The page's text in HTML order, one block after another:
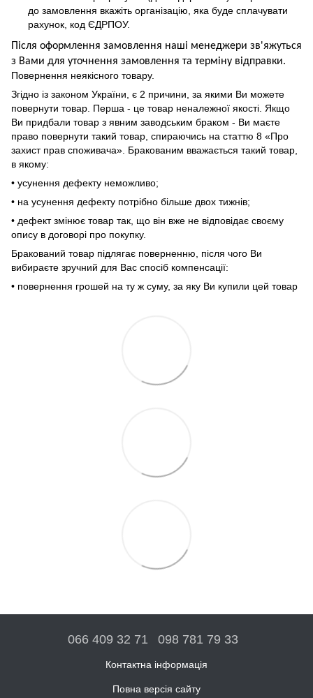
до замовлення вкажіть організацію, яка буде сплачувати
рахунок, код ЄДРПОУ.
Після оформлення замовлення наші менеджери зв'яжуться
з Вами для уточнення замовлення та терміну відправки.
Повернення неякісного товару.
Згідно із законом України, є 2 причини, за якими Ви можете
повернути товар. Перша - це товар неналежної якості. Якщо
Ви придбали товар з явним заводським браком - Ви маєте
право повернути такий товар, спираючись на статтю 8 «Про
захист прав споживача». Бракованим вважається такий товар,
в якому:
• усунення дефекту неможливо;
• на усунення дефекту потрібно більше двох тижнів;
• дефект змінює товар так, що він вже не відповідає своєму
опису в договорі про покупку.
Бракований товар підлягає поверненню, після чого Ви
вибираєте зручний для Вас спосіб компенсації:
• повернення грошей на ту ж суму, за яку Ви купили цей товар
066 409 32 71 098 781 79 33
Контактна інформація
Повна версія сайту